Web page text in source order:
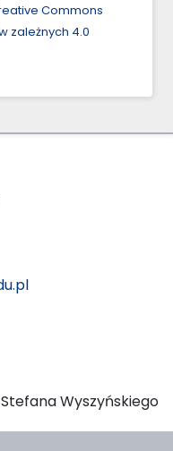
Commons
zależnych 4.0
Wyszyńskiego